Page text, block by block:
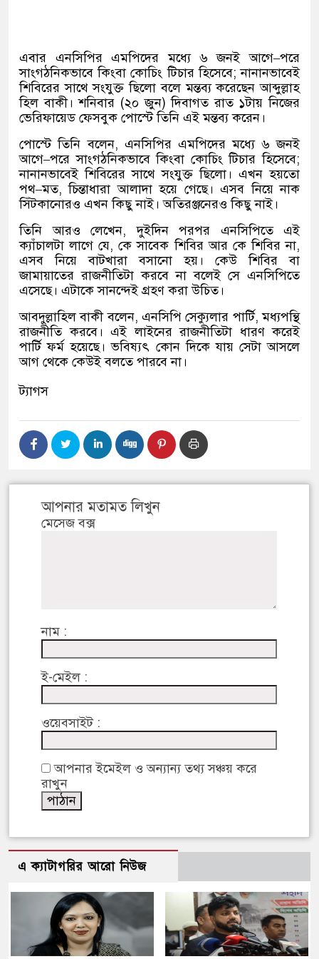
এবার এনসিপির এমপিদের মধ্যে ৬ জনই আগে–পরে
সাংগঠনিকভাবে কিংবা কোচিং টিচার হিসেবে;নানানভাবেই
শিবিরের সাথে সংযুক্ত ছিলো বলে মন্তব্য করেছেন আব্দুল্লাহ
হিল বাকী। শনিবার (২০ জুন)দিবাগত রাত ১টায় নিজের
ভেরিফায়েড ফেসবুক পোস্টে তিনি এই মন্তব্য করেন।
পোস্টে তিনি বলেন, এনসিপির এমপিদের মধ্যে ৬ জনই
আগে–পরে সাংগঠনিকভাবে কিংবা কোচিং টিচার হিসেবে;
নানানভাবেই শিবিরের সাথে সংযুক্ত ছিলো। এখন হয়তো
পথ–মত,চিন্তাধারা আলাদা হয়ে গেছে। এসব নিয়ে নাক
সিঁটকানোরও এখন কিছু নাই। অতিরঞ্জনেরও কিছু নাই।
তিনি আরও লেখেন,দুইদিন পরপর এনসিপিতে এই
ক্যাঁচালটা লাগে যে,কে সাবেক শিবির আর কে শিবির না,
এসব নিয়ে বাটখারা বসানো হয়। কেউ শিবির বা
জামায়াতের রাজনীতিটা করবে না বলেই সে এনসিপিতে
এসেছে। এটাকে সানন্দেই গ্রহণ করা উচিত।
আবদুল্লাহিল বাকী বলেন,এনসিপি সেক্যুলার পার্টি,মধ্যপন্থি
রাজনীতি করবে। এই লাইনের রাজনীতিটা ধারণ করেই
পার্টি ফর্ম হয়েছে। ভবিষ্যৎ কোন দিকে যায় সেটা আসলে
আগ থেকে কেউই বলতে পারবে না।
ট্যাগস
আপনার মতামত লিখুন
মেসেজ বক্স
নাম :
ই-মেইল :
ওয়েবসাইট :
আপনার ইমেইল ও অন্যান্য তথ্য সঞ্চয় করে
রাখুন
এ ক্যাটাগরির আরো নিউজ